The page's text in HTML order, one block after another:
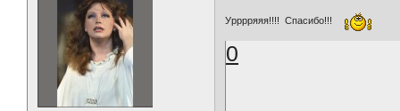
Урррряяя!!!! Спасибо!!!
0